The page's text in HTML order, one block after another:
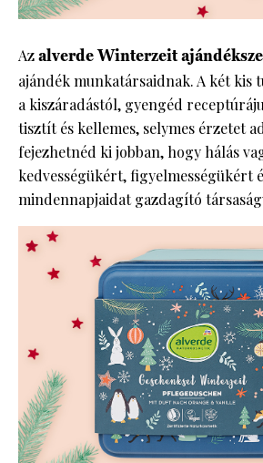
Azalverde Winterzeit
ajándék munkatársaidnak. A két kis
a kiszáradástól, gyengéd
tisztít és kellemes, selymes érzetet
fejezhetnéd ki jobban, hogy hálás
kedvességükért, figyelmességükért
mindennapjaidat gazdagító